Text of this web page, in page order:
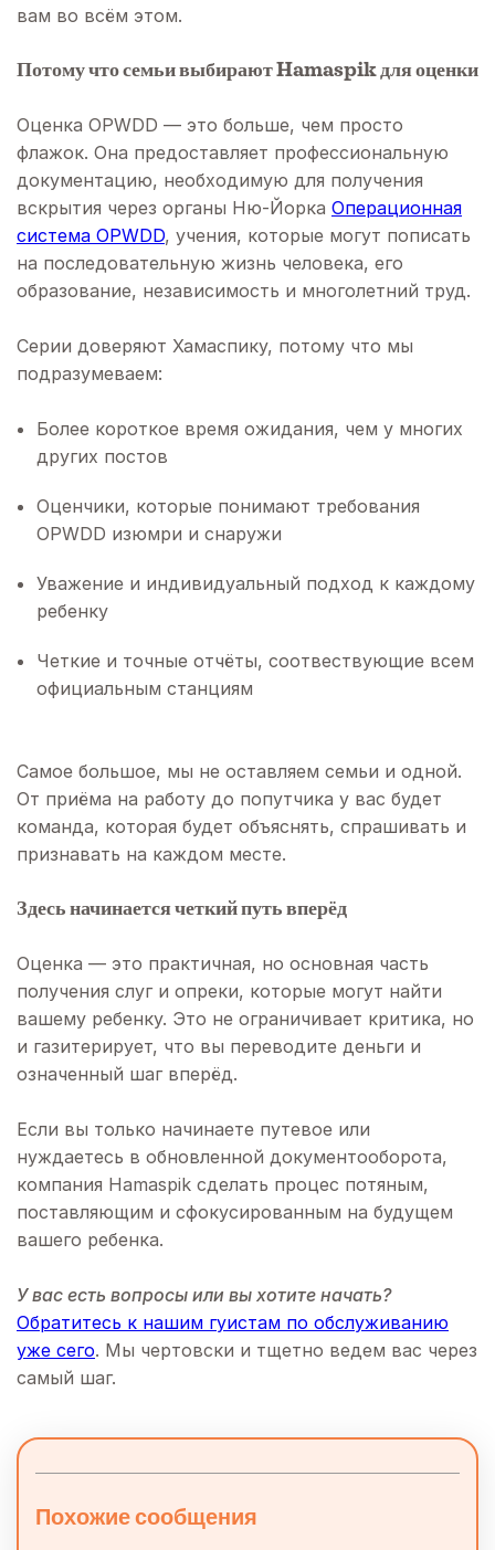
вам во всём этом.
Потому что семьи выбирают Hamaspik для оценки
Оценка OPWDD — это больше, чем просто
флажок. Она предоставляет профессиональную
документацию, необходимую для получения
вскрытия через органы Ню-Йорка Операционная
система OPWDD, учения, которые могут пописать
на последовательную жизнь человека, его
образование, независимость и многолетний труд.
Серии доверяют Хамаспику, потому что мы
подразумеваем:
Более короткое время ожидания, чем у многих
других постов
Оценчики, которые понимают требования
OPWDD изюмри и снаружи
Уважение и индивидуальный подход к каждому
ребенку
Четкие и точные отчёты, соотвествующие всем
официальным станциям
Самое большое, мы не оставляем семьи и одной.
От приёма на работу до попутчика у вас будет
команда, которая будет объяснять, спрашивать и
признавать на каждом месте.
Здесь начинается четкий путь вперёд
Оценка — это практичная, но основная часть
получения слуг и опреки, которые могут найти
вашему ребенку. Это не ограничивает критика, но
и газитерирует, что вы переводите деньги и
означенный шаг вперёд.
Если вы только начинаете путевое или
нуждаетесь в обновленной документооборота,
компания Hamaspik сделать процес потяным,
поставляющим и сфокусированным на будущем
вашего ребенка.
У вас есть вопросы или вы хотите начать?
Обратитесь к нашим гуистам по обслуживанию
уже сего. Мы чертовски и тщетно ведем вас через
самый шаг.
Похожие сообщения